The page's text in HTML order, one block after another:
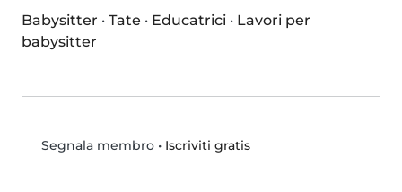
Babysitter · Tate · Educatrici · Lavori per
babysitter
Segnala membro• Iscriviti gratis